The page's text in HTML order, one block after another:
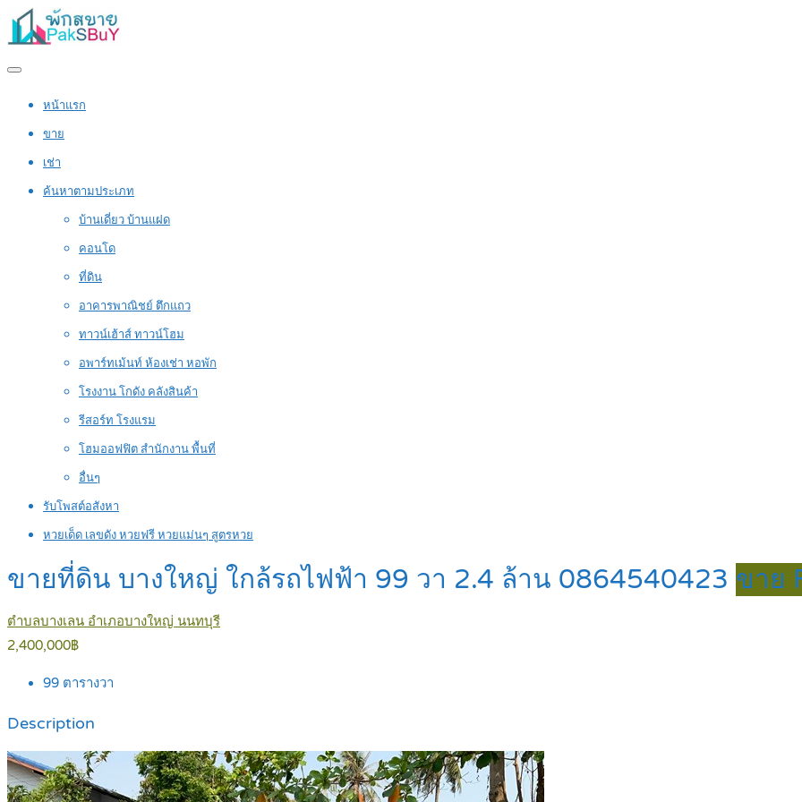
หน้าแรก
ขาย
เช่า
ค้นหาตามประเภท
บ้านเดี่ยว บ้านแฝด
คอนโด
ที่ดิน
อาคารพาณิชย์ ตึกแถว
ทาวน์เฮ้าส์ ทาวน์โฮม
อพาร์ทเม้นท์ ห้องเช่า หอพัก
โรงงาน โกดัง คลังสินค้า
รีสอร์ท โรงแรม
โฮมออฟฟิต สำนักงาน พื้นที่
อื่นๆ
รับโพสต์อสังหา
หวยเด็ด เลขดัง หวยฟรี หวยแม่นๆ สูตรหวย
ขายที่ดิน บางใหญ่ ใกล้รถไฟฟ้า 99 วา 2.4 ล้าน 0864540423 ขาย
ตำบลบางเลน อำเภอบางใหญ่ นนทบุรี
2,400,000฿
99 ตารางวา
Description